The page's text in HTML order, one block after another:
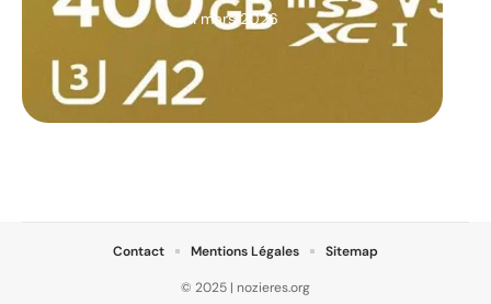
11 mars 2026
© 2025 | nozieres.org
Contact Mentions Légales Sitemap